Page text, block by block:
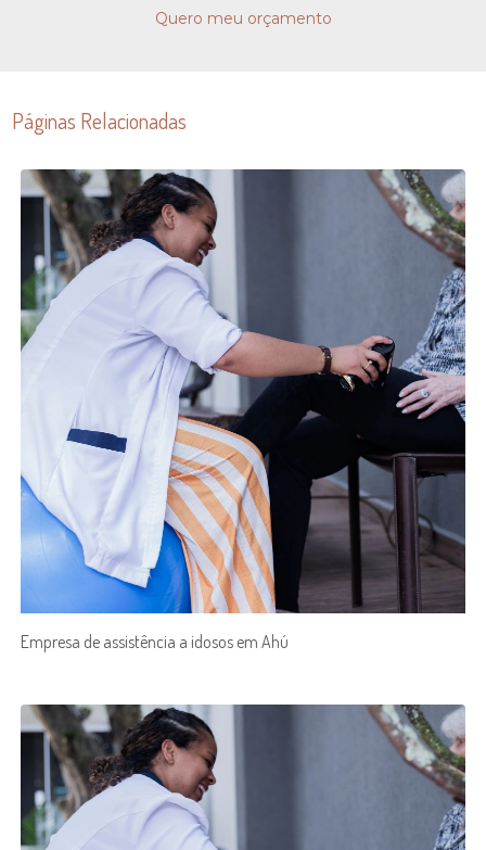
Quero meu orçamento
Páginas Relacionadas
Empresa de assistência a idosos em Ahú